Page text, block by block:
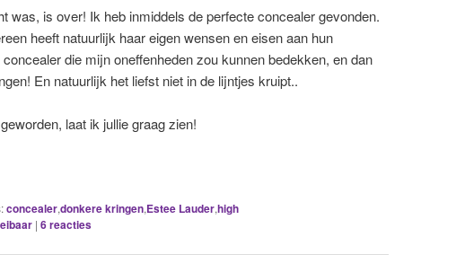
was, is over! Ik heb inmiddels de perfecte concealer gevonden.
heeft natuurlijk haar eigen wensen en eisen aan hun
die mijn oneffenheden zou kunnen bedekken, en dan
En natuurlijk het liefst niet in de lijntjes kruipt..
laat ik jullie graag zien!
concealer,donkere kringen,Estee Lauder,high
| 6reacties